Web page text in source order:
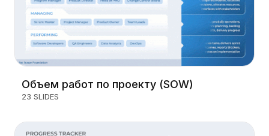
Объем работ по проекту (SOW)
23 SLIDES